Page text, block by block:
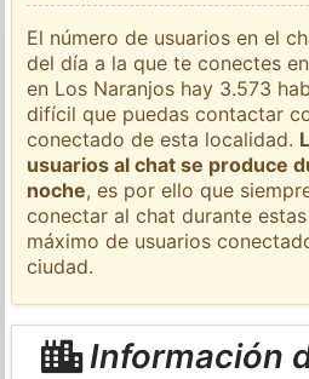
El número de usuarios en el
del día a la que te conectes
en Los Naranjos hay 3.573
difícil que puedas contactar
conectado de esta localidad.
usuarios al chat se produce
noche, es por ello que
conectar al chat durante
máximo de usuarios
ciudad.
Información